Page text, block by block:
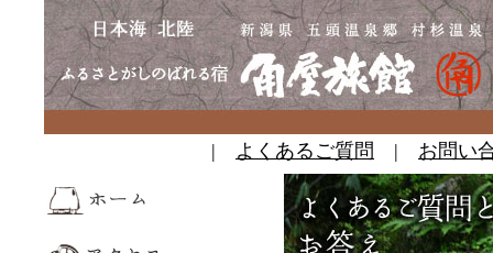
| よくあるご質問 | お問い